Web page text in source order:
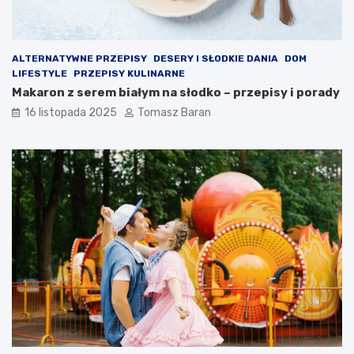
r
k
ó
!
ALTERNATYWNE PRZEPISY DESERY I SŁODKIE DANIA
DOM
LIFESTYLE
PRZEPISY KULINARNE
Makaron z serem białym na słodko – przepisy i porady
16 listopada 2025 Tomasz Baran